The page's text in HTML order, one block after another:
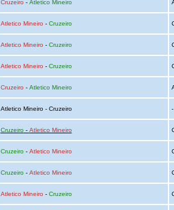
Cruzeiro - Atletico Mineiro
Atletico Mineiro - Cruzeiro
Atletico Mineiro - Cruzeiro
Atletico Mineiro - Cruzeiro
Cruzeiro - Atletico Mineiro
Atletico Mineiro - Cruzeiro -
Cruzeiro- Atletico Mineiro
Cruzeiro- Atletico Mineiro
Cruzeiro- Atletico Mineiro
Atletico Mineiro - Cruzeiro